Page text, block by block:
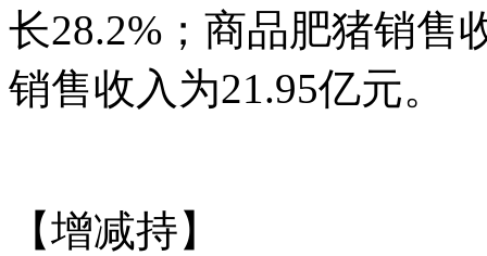
长28.2%；商品肥猪销售
销售收入为21.95亿元。
【增减持】